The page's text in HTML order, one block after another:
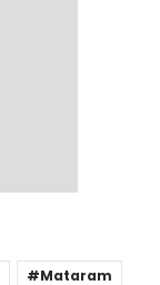
Mataram